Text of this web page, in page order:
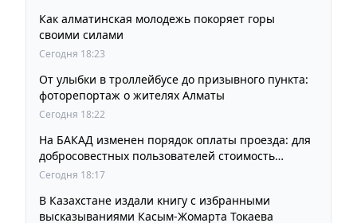
Как алматинская молодежь покоряет горы
своими силами
Сегодня 18:23
От улыбки в троллейбусе до призывного пункта:
фоторепортаж о жителях Алматы
Сегодня 18:22
На БАКАД изменен порядок оплаты проезда: для
добросовестных пользователей стоимость
остается прежней
Сегодня 18:17
В Казахстане издали книгу с избранными
высказываниями Касым-Жомарта Токаева